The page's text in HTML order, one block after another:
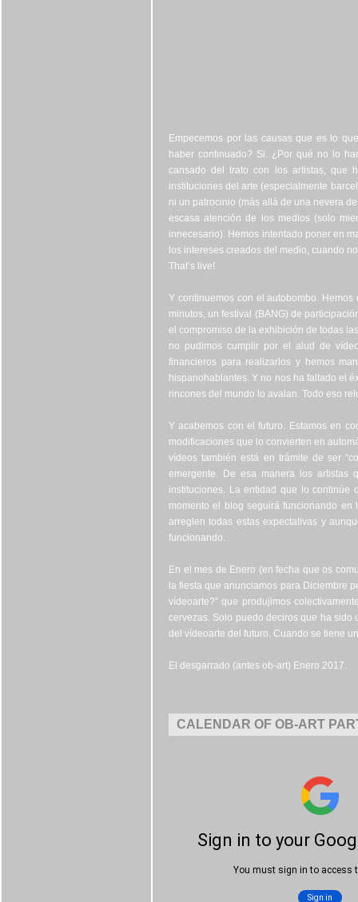
Empecemos por las causas que es lo
haber continuado? Si. ¿Por qué no lo
cansado del trato con los artistas, que
instituciones del arte (especialmente
ni un patrocinio (más allá de una nevera
escasa atención de los medios (solo
innecesario). Hemos intentado poner en
los intereses creados del medio, cuando
That’s live!
Y continuemos con el autobombo.
minutos, un festival (BANG) de
el compromiso de la exhibición de todas
no pudimos cumplir por el alud de
financieros para realizarlos y hemos
hispanohablantes. Y no nos ha faltado el
rincones del mundo lo avalan. Todo eso
Y acabemos con el futuro. Estamos en
modificaciones que lo convierten en
vídeos también está en trámite de ser
emergente. De esa manera los artistas
instituciones. La entidad que lo
momento el blog seguirá funcionando
arreglen todas estas expectativas y
funcionando.
En el mes de Enero (en fecha que os
la fiesta que anunciamos para Diciembre
vídeoarte?” que produjimos
cervezas. Solo puedo deciros que ha sido
del vídeoarte del futuro. Cuando se tiene
El desgarrado (antes ob-art) Enero 2017.
CALENDAR OF OB-ART